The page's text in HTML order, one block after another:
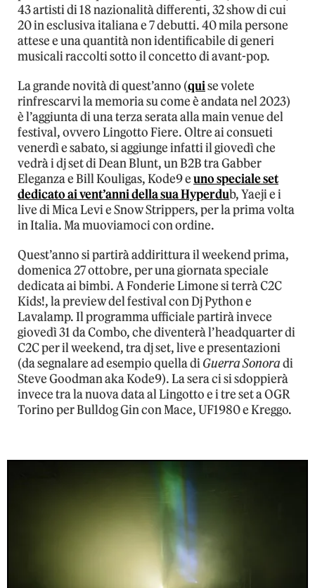
43 artisti di 18 nazionalità differenti, 32 show di cui
20 in esclusiva italiana e 7 debutti. 40 mila persone
attese e una quantità non identificabile di generi
musicali raccolti sotto il concetto di avant-pop.
La grande novità di quest’anno (quise volete
rinfrescarvi la memoria su come è andata nel 2023)
è l’aggiunta di una terza serata alla main venue del
festival, ovvero Lingotto Fiere. Oltre ai consueti
venerdì e sabato, si aggiunge infatti il giovedì che
vedrà i dj set di Dean Blunt, un B2B tra Gabber
Eleganza e Bill Kouligas, Kode9 euno speciale set
dedicato ai vent’anni della sua Hyperdub, Yaeji e i
live di Mica Levi e Snow Strippers, per la prima volta
in Italia. Ma muoviamoci con ordine.
Quest’anno si partirà addirittura il weekend prima,
domenica 27 ottobre, per una giornata speciale
dedicata ai bimbi. A Fonderie Limone si terrà C2C
Kids!, la preview del festival con Dj Python e
Lavalamp. Il programma ufficiale partirà invece
giovedì 31 da Combo, che diventerà l’headquarter di
C2C per il weekend, tra dj set, live e presentazioni
(da segnalare ad esempio quella diGuerra Sonoradi
Steve Goodman aka Kode9). La sera ci si sdoppierà
invece tra la nuova data al Lingotto e i tre set a OGR
Torino per Bulldog Gin con Mace, UF1980 e Kreggo.